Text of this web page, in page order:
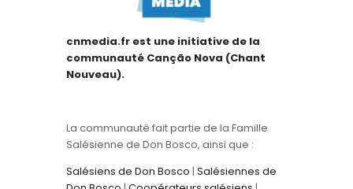
cnmedia.fr est une initiative de la
communauté Canção Nova (Chant
Nouveau).
La communauté fait partie de la Famille
Salésienne de Don Bosco, ainsi que :
Salésiens de Don Bosco | Salésiennes de